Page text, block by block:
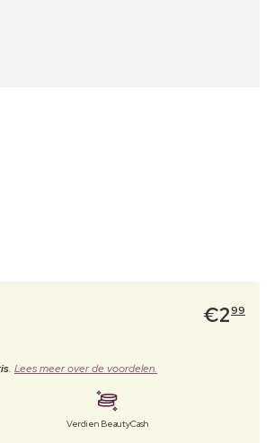
€299
. Lees meer over de voordelen.
Verdien BeautyCash